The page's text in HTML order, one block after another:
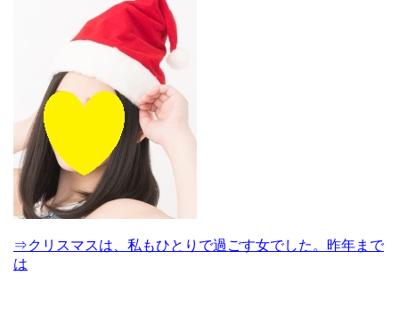
⇒クリスマスは、私もひとりで過ごす女でした。昨年まで
は